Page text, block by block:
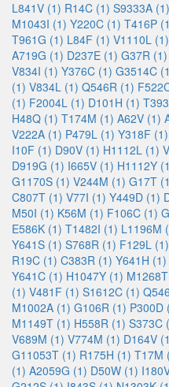
L841V (1) R14C (1) S9333A (1)
M1043I (1) Y220C (1) T416P
T961G (1) L84F (1) V1110L (1)
A719G (1) D237E (1) G37R (1)
V834I (1) Y376C (1) G3514C
(1) V834L (1) Q546R (1)
(1) F2004L (1) D101H (1)
H48Q (1) T174M (1) A62V (1)
V222A (1) P479L (1) Y318F (1)
I10F (1) D90V (1) H1112L (1)
D919G (1) I665V (1) H1112Y
G1170S (1) V244M (1) G17T
C807T (1) V77I (1) Y449D (1)
M50I (1) K56M (1) F106C (1)
E586K (1) T1482I (1) L1196M
Y641S (1) S768R (1) F129L (1)
R19C (1) C383R (1) Y641H (1)
Y641C (1) H1047Y (1)
(1) V481F (1) S1612C (1)
M1002A (1) G106R (1) P300D
M1149T (1) H558R (1) S373C
V689M (1) V774M (1) D164V
G11053T (1) R175H (1) T17M
(1) A2059G (1) D50W (1)